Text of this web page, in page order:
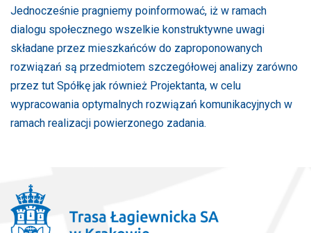
Jednocześnie pragniemy poinformować, iż w ramach
dialogu społecznego wszelkie konstruktywne uwagi
składane przez mieszkańców do zaproponowanych
rozwiązań są przedmiotem szczegółowej analizy zarówno
przez tut Spółkę jak również Projektanta, w celu
wypracowania optymalnych rozwiązań komunikacyjnych w
ramach realizacji powierzonego zadania.